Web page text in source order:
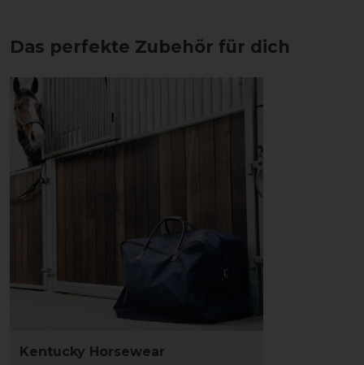
Das perfekte Zubehör für dich
Kentucky Horsewear